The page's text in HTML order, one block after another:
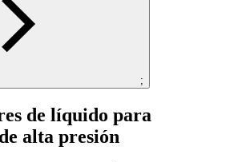
;
de líquido para
alta presión